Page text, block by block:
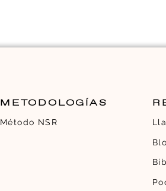
METODOLOGÍAS
Método NSR